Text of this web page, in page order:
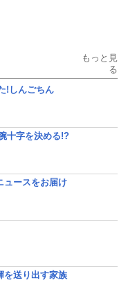
もっと見
る
!しんごちん
十字を決める!?
ュースをお届け
を送り出す家族